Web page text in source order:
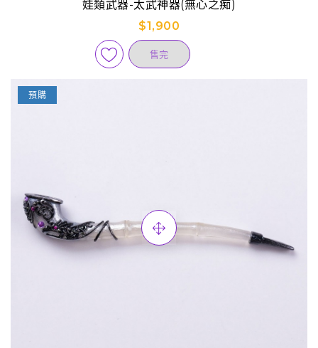
娃類武器-太武神器(無心之痴)
$1,900
售完
預購